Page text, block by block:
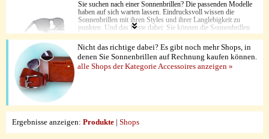
Sie suchen nach einer Sonnenbrillen? Die passenden Modelle
haben auf sich warten lassen. Eindrucksvoll wissen die
Sonnenbrillen mit ihren Styles und ihrer Langlebigkeit zu
punkten. Und das Beste dabei: Sie können die Sonnenbrillen
ganz unkompliziert per Rechnung bestellen. Ein hoher UV-
Filter und eine gewissen Tragequalität sind sowohl bei den
modernen Klassikern als auch bei neuen trendigen Modellen
vorhanden.
Nicht das richtige dabei? Es gibt noch mehr Shops, in
denen Sie Sonnenbrillen auf Rechnung kaufen können.
alle Shops der Kategorie Accessoires anzeigen »
Ergebnisse anzeigen: Produkte | Shops